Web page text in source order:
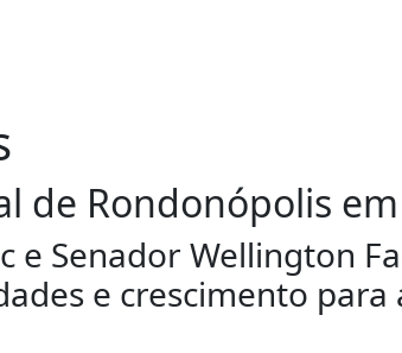
de Rondonópolis
e Senador Wellington
e crescimento para